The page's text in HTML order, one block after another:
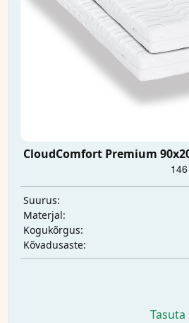
CloudComfort Premium
Suurus:
Materjal:
Kogukõrgus:
Kõvadusaste: